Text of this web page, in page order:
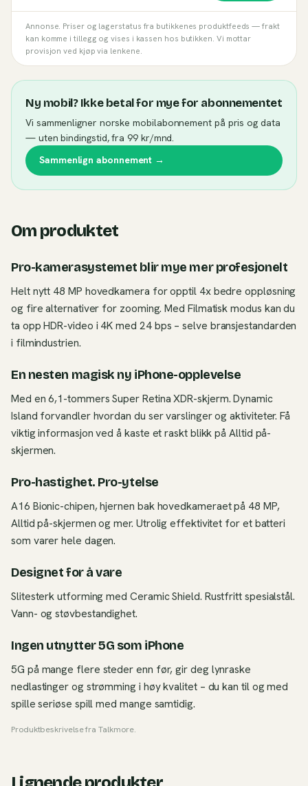
Annonse. Priser og lagerstatus fra butikkenes produktfeeds — frakt
kan komme i tillegg og vises i kassen hos butikken. Vi mottar
provisjon ved kjøp via lenkene.
Ny mobil? Ikke betal for mye for abonnementet
Vi sammenligner norske mobilabonnement på pris og data
— uten bindingstid, fra 99 kr/mnd.
Sammenlign abonnement →
Om produktet
Pro-kamerasystemet blir mye mer profesjonelt
Helt nytt 48 MP hovedkamera for opptil 4x bedre oppløsning
og fire alternativer for zooming. Med Filmatisk modus kan du
ta opp HDR-video i 4K med 24 bps – selve bransjestandarden
i filmindustrien.
En nesten magisk ny iPhone-opplevelse
Med en 6,1-tommers Super Retina XDR-skjerm. Dynamic
Island forvandler hvordan du ser varslinger og aktiviteter. Få
viktig informasjon ved å kaste et raskt blikk på Alltid på-
skjermen.
Pro-hastighet. Pro-ytelse
A16 Bionic-chipen, hjernen bak hovedkameraet på 48 MP,
Alltid på-skjermen og mer. Utrolig effektivitet for et batteri
som varer hele dagen.
Designet for å vare
Slitesterk utforming med Ceramic Shield. Rustfritt spesialstål.
Vann- og støvbestandighet.
Ingen utnytter 5G som iPhone
5G på mange flere steder enn før, gir deg lynraske
nedlastinger og strømming i høy kvalitet – du kan til og med
spille seriøse spill med mange samtidig.
Produktbeskrivelse fraTalkmore.